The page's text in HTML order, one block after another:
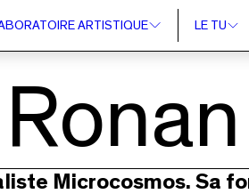
ARTISTIQUE LE TU
Microcosmos. Sa